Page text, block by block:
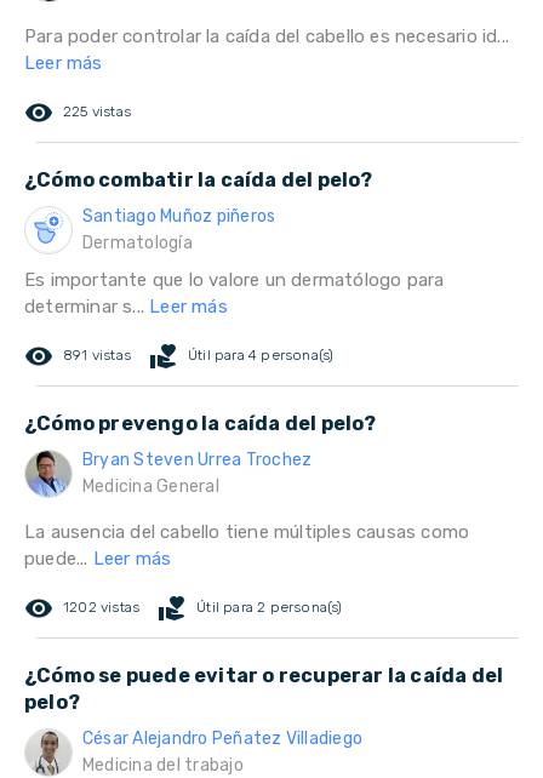
Para poder controlar la caída del cabello es necesario id...
Leer más
remove_red_eye 225 vistas
¿Cómo combatir la caída del pelo?
Santiago Muñoz piñeros
Dermatología
Es importante que lo valore un dermatólogo para
determinar s... Leer más
remove_red_eye 891 vistas volunteer_activism Útil para 4 persona(s)
¿Cómo prevengo la caída del pelo?
Bryan Steven Urrea Trochez
Medicina General
La ausencia del cabello tiene múltiples causas como
puede... Leer más
remove_red_eye 1202 vistas volunteer_activism Útil para 2 persona(s)
¿Cómo se puede evitar o recuperar la caída del
pelo?
César Alejandro Peñatez Villadiego
Medicina del trabajo